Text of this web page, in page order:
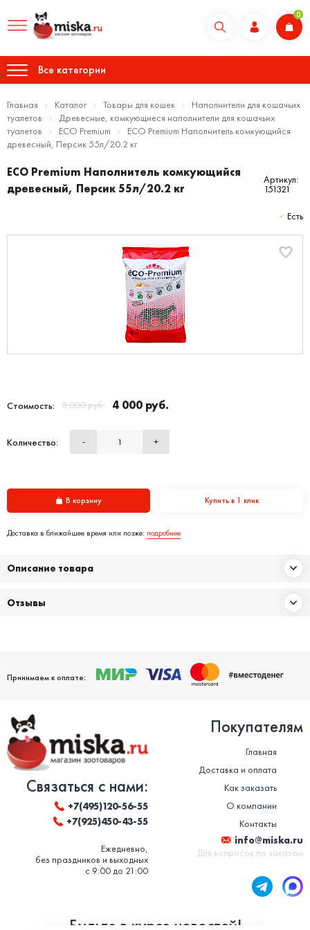
0
Все категории
Главная Каталог Товары для кошек
Наполнители для кошачьих
туалетов
Древесные, комкующиеся наполнители для кошачьих
туалетов
ECO Premium
ECO Premium Наполнитель комкующийся
древесный, Персик 55л/20.2 кг
ECO Premium Наполнитель комкующийся
древесный, Персик 55л/20.2 кг
Артикул:
151321
Есть
Стоимость: 5 000 руб. 4 000 руб.
Количество: - +
В корзину Купить в 1 клик
Доставка в ближайшее время или позже: подробнее
Описание товара
Отзывы
Принимаем к оплате:
Связаться с нами:
+7(495)120-56-55
+7(925)450-43-55
Ежедневно,
без праздников и выходных
с 9:00 до 21:00
Покупателям
Главная
Доставка и оплата
Как заказать
О компании
Контакты
info@miska.ru
Для вопросов по заказам
Будьте в курсе новостей!